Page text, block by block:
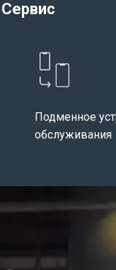
Подменное
обслуживания